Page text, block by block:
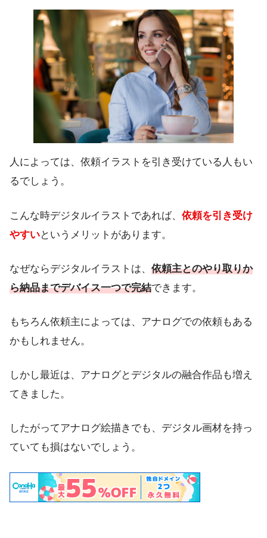
人によっては、依頼イラストを引き受けている人もい
るでしょう。
こんな時デジタルイラストであれば、 依頼を引き受け
やすいというメリットがあります。
なぜならデジタルイラストは、 依頼主とのやり取りか
ら納品までデバイス一つで完結できます。
もちろん依頼主によっては、アナログでの依頼もある
かもしれません。
しかし最近は、アナログとデジタルの融合作品も増え
てきました。
したがってアナログ絵描きでも、デジタル画材を持っ
ていても損はないでしょう。